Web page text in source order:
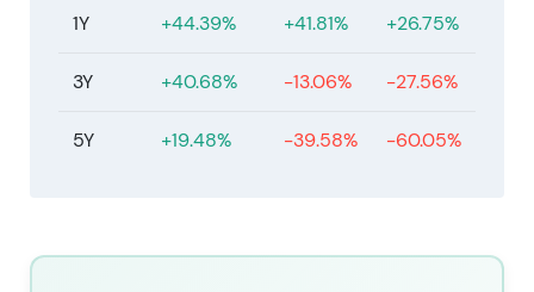
stabiler Cashflow-Generierung und zyklischem
Handel in einer Konsolidierungsrange um den
Nachgang des Booms; wesentliche Kurstreiber
1Y +44.39% +41.81% +26.75%
3Y +40.68% -13.06% -27.56%
5Y +19.48% -39.58% -60.05%